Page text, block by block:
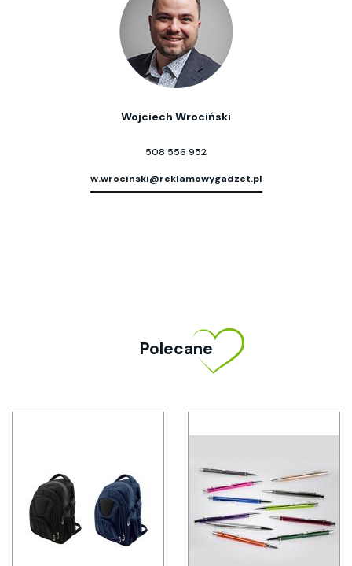
Wojciech Wrociński
508 556 952
w.wrocinski@reklamowygadzet.pl
Polecane